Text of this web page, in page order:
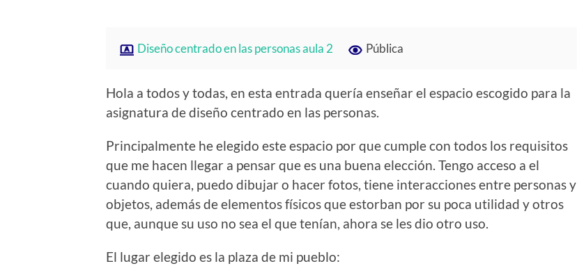
Diseño centrado en las personas aula 2 Pública
Hola a todos y todas, en esta entrada quería enseñar el espacio escogido para la
asignatura de diseño centrado en las personas.
Principalmente he elegido este espacio por que cumple con todos los requisitos
que me hacen llegar a pensar que es una buena elección. Tengo acceso a el
cuando quiera, puedo dibujar o hacer fotos, tiene interacciones entre personas y
objetos, además de elementos físicos que estorban por su poca utilidad y otros
que, aunque su uso no sea el que tenían, ahora se les dio otro uso.
El lugar elegido es la plaza de mi pueblo: